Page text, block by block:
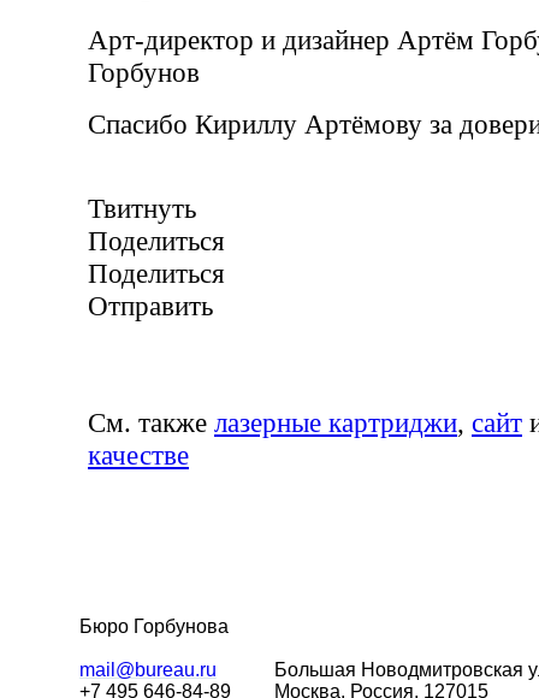
Арт-директор и дизайнер Артём
Горбунов
Спасибо Кириллу Артёмову за
Твитнуть
Поделиться
Поделиться
Отправить
См. также лазерные картриджи, сайт
качестве
Бюро Горбунова
mail@bureau.ru
+7 495 646-84-89
Большая Новодмитровская
Москва, Россия, 127015